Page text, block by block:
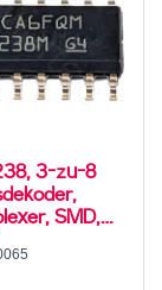
3-zu-8
SMD,
°C